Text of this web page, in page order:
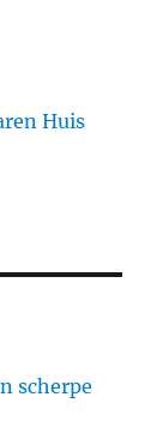
Huis
scherpe